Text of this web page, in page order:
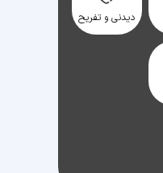
دیدنی و تفریح